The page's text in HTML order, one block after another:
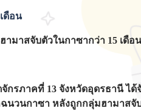
ดือน
มาสจับตัวในกาซากว่า 15 เดือน
รภาคที่ 13 จังหวัดอุดรธานี
นวนกาซา หลังถูกกลุ่มฮามา